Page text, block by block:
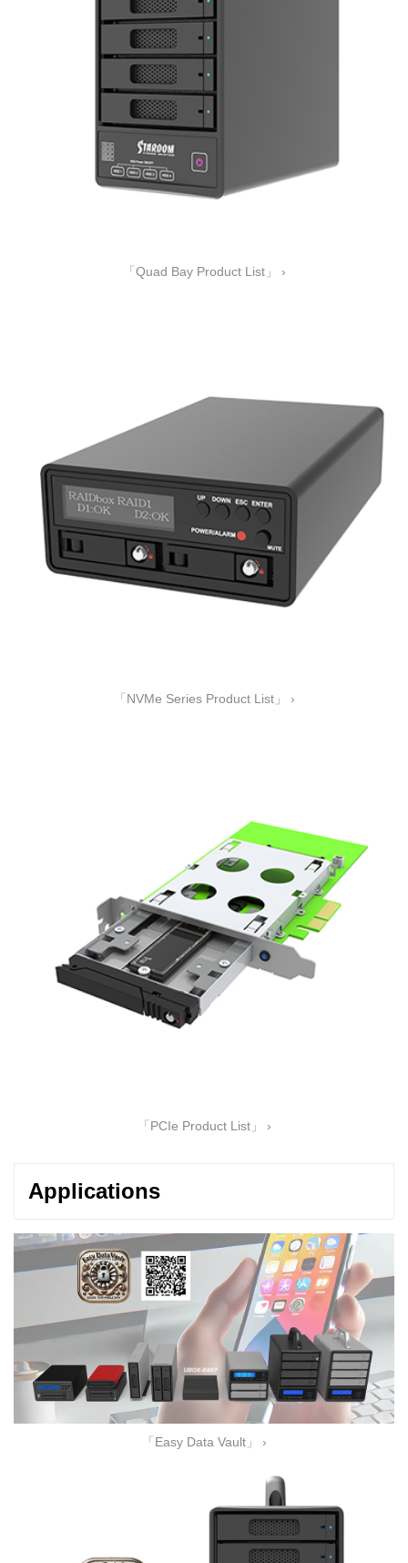
「Quad Bay Product List」 ›
「NVMe Series Product List」 ›
「PCIe Product List」 ›
Applications
「Easy Data Vault」 ›